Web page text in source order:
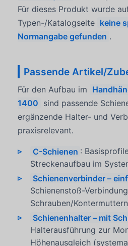
Für dieses Produkt wurde
Typen-/Katalogseite keine
Normangabe gefunden .
Passende Artikel/
Für den Aufbau im
1400 sind passende
ergänzende Halter- und
praxisrelevant.
C-Schienen :
Streckenaufbau im
Schienenverbinder –
Schienenstoß-
Schrauben/Kontermuttern
Schienenhalter – mit
Halterausführung zur
Höhenausgleich